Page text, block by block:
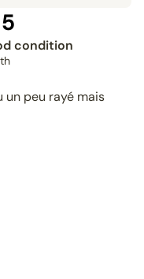
condition
peu rayé mais